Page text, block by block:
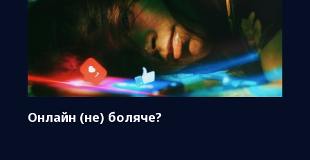
Онлайн (не) боляче?